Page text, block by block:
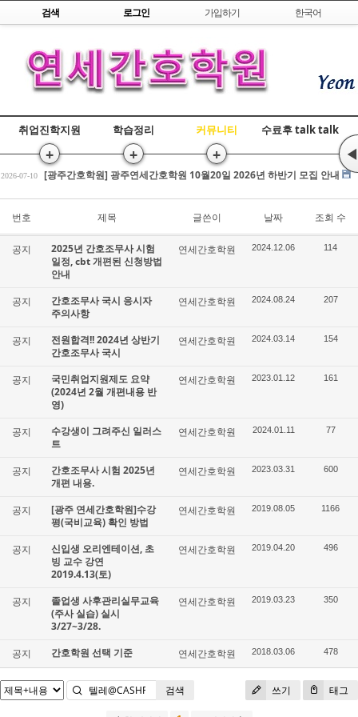
Skip to content
검색 로그인 가입하기 한국어
취업진학지원
+
학습정리
+
커뮤니티
+
수료후 talk talk
◀
2026-07-17 [광주간호학원] 간호조무사 국비교육 수강평 조회
2026-07-10 [광주간호학원] 광주연세간호학원 10월20일 2026년 하반기 모집 안내
2026-07-17 [광주간호학원] 간호조무사 국비교육 수강평 조회
2026-07-10 [광주간호학원] 광주연세간호학원 10월20일 2026년 하반기 모집 안내
2026-03-25 전원합격!! 2026년 상반기 간호조무사 국시
번호 제목 글쓴이 날짜 조회 수
공지
2025년 간호조무사 시험
일정, cbt 개편된 신청방법
안내
연세간호학원 2024.12.06 114
공지
간호조무사 국시 응시자
주의사항
연세간호학원 2024.08.24 207
공지
전원합격!! 2024년 상반기
간호조무사 국시
연세간호학원 2024.03.14 154
공지
국민취업지원제도 요약
(2024년 2월 개편내용 반
영)
연세간호학원 2023.01.12 161
공지
수강생이 그려주신 일러스
트
연세간호학원 2024.01.11 77
공지
간호조무사 시험 2025년
개편 내용.
연세간호학원 2023.03.31 600
공지
[광주 연세간호학원]수강
평(국비교육) 확인 방법
연세간호학원 2019.08.05 1166
공지
신입생 오리엔테이션, 초
빙 교수 강연
2019.4.13(토)
연세간호학원 2019.04.20 496
공지
졸업생 사후관리실무교육
(주사 실습) 실시
3/27~3/28.
연세간호학원 2019.03.23 350
공지 간호학원 선택 기준 연세간호학원 2018.03.06 478
쓰기 태그
검색